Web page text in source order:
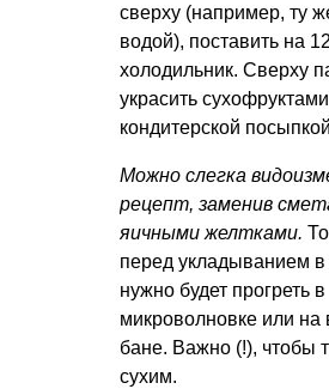
сверху (например, ту
водой), поставить на
холодильник. Сверху
украсить
кондитерской
Можно слегка
рецепт, заменив
яичными желтками.
перед укладыванием
нужно будет прогреть в
микроволновке или на
бане. Важно (!), чтобы
сухим.